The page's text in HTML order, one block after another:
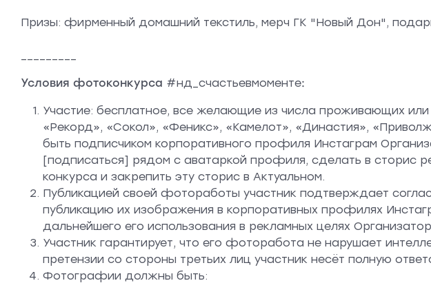
Призы: фирменный домашний текстиль, мерч ГК "Новый Дон",
Условия фотоконкурса #нд_счастьевмоменте:
Участие: бесплатное, все желающие из числа проживающих
«Рекорд», «Сокол», «Феникс», «Камелот», «Династия»,
быть подписчиком корпоративного профиля Инстаграм
[подписаться] рядом с аватаркой профиля, сделать в сторис
конкурса и закрепить эту сторис в Актуальном.
Публикацией своей фотоработы участник подтверждает
публикацию их изображения в корпоративных профилях
дальнейшего его использования в рекламных целях
Участник гарантирует, что его фоторабота не нарушает
претензии со стороны третьих лиц участник несёт полную
Фотографии должны быть: